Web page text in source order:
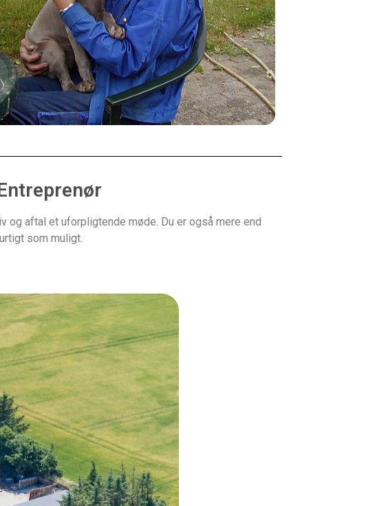
og aftal et uforpligtende møde. Du er også mere end
som muligt.